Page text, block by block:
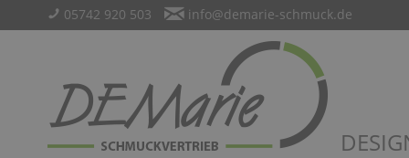
05742 920 503 info@demarie-schmuck.de